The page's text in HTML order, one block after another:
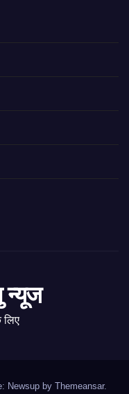
लिए
Newsup by Themeansar.